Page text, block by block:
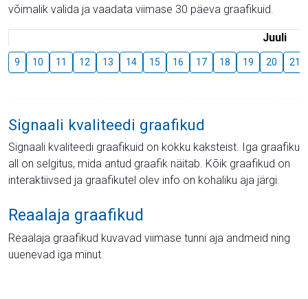
võimalik valida ja vaadata viimase 30 päeva graafikuid.
Juuli
9 10 11 12 13 14 15 16 17 18 19 20 21
Signaali kvaliteedi graafikud
Signaali kvaliteedi graafikuid on kokku kaksteist. Iga graafiku
all on selgitus, mida antud graafik näitab. Kõik graafikud on
interaktiivsed ja graafikutel olev info on kohaliku aja järgi.
Reaalaja graafikud
Reaalaja graafikud kuvavad viimase tunni aja andmeid ning
uuenevad iga minut.